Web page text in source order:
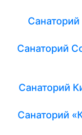
Санаторий
Санаторий
Санаторий